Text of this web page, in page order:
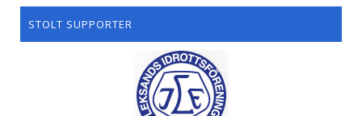
STOLT SUPPORTER